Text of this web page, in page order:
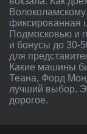
фиксированная
Подмосковью и
и бонусы до 30-
для
Какие машины
Теана, Форд
лучший выбор.
дорогое.